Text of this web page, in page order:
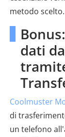
metodo scelto.
dati
Coolmuster
di
un telefono